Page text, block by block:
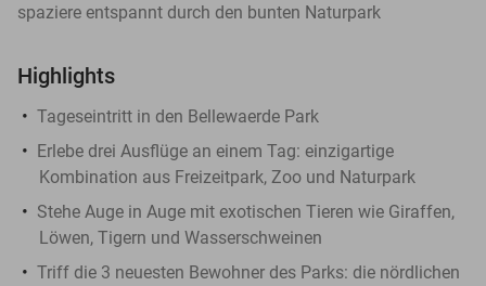
spaziere entspannt durch den bunten Naturpark
Highlights
Tageseintritt in den Bellewaerde Park
Erlebe drei Ausflüge an einem Tag: einzigartige
Kombination aus Freizeitpark, Zoo und Naturpark
Stehe Auge in Auge mit exotischen Tieren wie Giraffen,
Löwen, Tigern und Wasserschweinen
Triff die 3 neuesten Bewohner des Parks: die nördlichen